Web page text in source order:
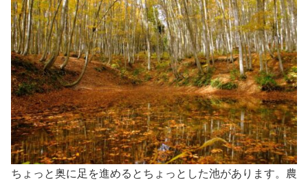
ちょっと奥に足を進めるとちょっとした池があります。農